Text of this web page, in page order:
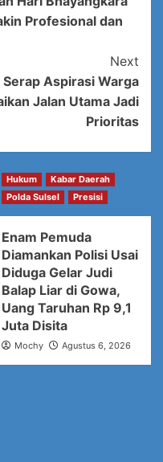
Profesional dan
Next
Serap Aspirasi Warga
Jalan Utama Jadi
Prioritas
Hukum
Kabar Daerah
Polda Sulsel
Presisi
Enam Pemuda
Diamankan Polisi Usai
Diduga Gelar Judi
Balap Liar di Gowa,
Uang Taruhan Rp 9,1
Juta Disita
Mochy
Agustus 6, 2026